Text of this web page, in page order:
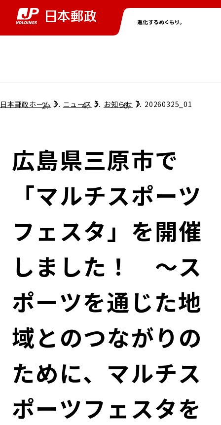
グループ情報トップ
コンプライアンス
ガバナンス
コンダクト向上の取組み
ローカル共創イニシアティブ
株主・投資家情報トップ
個人投資家のみなさまへ
株式情報
財務情報・IR資料
IRニュース
IRカレンダー
ニューストップ
サステナビリティトップ
担当役員メッセージ
サステナビリティマネジメント
持続可能な金融のフレームワーク
環境
ESGデータ集
採用情報トップ
日本郵政ホーム ニュース お知らせ 20260325_01
広島県三原市で
「マルチスポーツ
フェスタ」を開催
しました！ ～ス
ポーツを通じた地
域とのつながりの
ために、マルチス
ポーツフェスタを